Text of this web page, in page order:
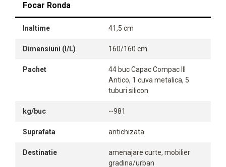
Focar Ronda
Inaltime 41,5 cm
Dimensiuni (l/L) 160/160 cm
Pachet
44 buc Capac Compac III
Antico, 1 cuva metalica, 5
tuburi silicon
kg/buc ~981
Suprafata antichizata
Destinatie
amenajare curte, mobilier
gradina/urban